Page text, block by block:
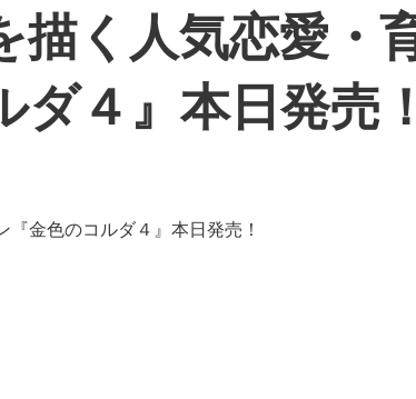
く人気恋愛・
４』本日発売！